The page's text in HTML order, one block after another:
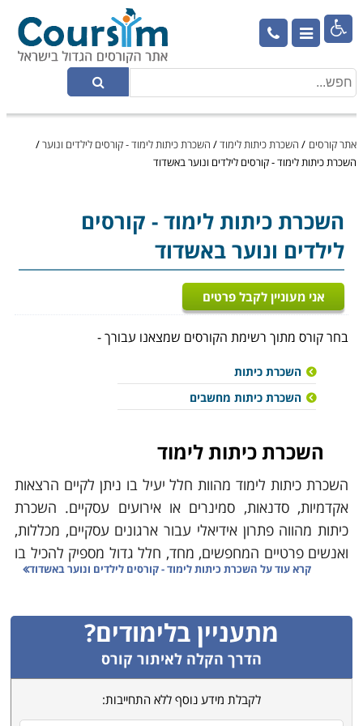

אתר קורסים / השכרת כיתות לימוד/ השכרת כיתות לימוד - קורסים לילדים ונוער/
השכרת כיתות לימוד - קורסים לילדים ונוער באשדוד
השכרת כיתות לימוד- קורסים
לילדים ונוער באשדוד
אני מעוניין לקבל פרטים
בחר קורס מתוך רשימת הקורסים שמצאנו עבורך -
השכרת כיתות
השכרת כיתות מחשבים
השכרת כיתות לימוד
השכרת כיתות לימוד מהוות חלל יעיל בו ניתן לקיים הרצאות
אקדמיות, סדנאות, סמינרים או אירועים עסקיים. השכרת
כיתות מהווה פתרון אידיאלי עבור ארגונים עסקיים, מכללות,
ואנשים פרטיים המחפשים, מחד, חלל גדול מספיק להכיל בו
קבוצה גדולה של אנשים. מאידך, הם זקוקים למקום מסודר
עיון, השתלמויות, סדנאות, הרצאות, וכנסים.
רוב הכיתות להשכרה כיום מצוידות בציוד אודיו – חזותי חדיש
להקרין מצגות ולהעביר מידע בצורה נוחה למשתתפים. יחד
קרא עוד על השכרת כיתות לימוד - קורסים לילדים ונוער באשדוד
מתעניין בלימודים?
הדרך הקלה לאיתור קורס
לקבלת מידע נוסף ללא התחייבות: